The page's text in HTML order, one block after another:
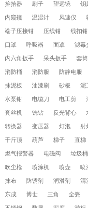
捡拾器
刷子 望远镜 钥
内窥镜
温湿计 风速仪
端子压接钳
压线钳 线扣钳
口罩
呼吸器 面罩 滤毒
内六角扳手
呆头扳手 套
消防桶
消防服 防静电服
抹泥板
油漆刷 砂板 泥
水泵钳
电缆刀 电工剪
套丝机
铣钻 反光背心
转换器
变压器 灯泡 射
千斤顶
葫芦 梯子 直梯
燃气报警器
电磁阀 垃圾桶
吹尘枪
喷涂机 喷壶 喷
抹布
防锈剂 润滑剂 清
东成
博世 三角 全瓷